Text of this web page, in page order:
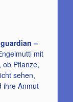
–
mit
ob Pflanze,
sehen,
ihre Anmut